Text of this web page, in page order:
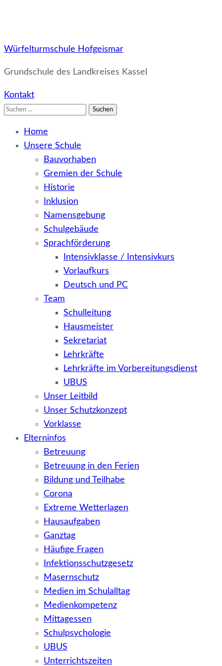
Würfelturmschule Hofgeismar
Grundschule des Landkreises Kassel
Kontakt
Suchen
Home
Unsere Schule
Bauvorhaben
Gremien der Schule
Historie
Inklusion
Namensgebung
Schulgebäude
Sprachförderung
Intensivklasse / Intensivkurs
Vorlaufkurs
Deutsch und PC
Team
Schulleitung
Hausmeister
Sekretariat
Lehrkräfte
Lehrkräfte im Vorbereitungsdienst
UBUS
Unser Leitbild
Unser Schutzkonzept
Vorklasse
Elterninfos
Betreuung
Betreuung in den Ferien
Bildung und Teilhabe
Corona
Extreme Wetterlagen
Hausaufgaben
Ganztag
Häufige Fragen
Infektionsschutzgesetz
Masernschutz
Medien im Schulalltag
Medienkompetenz
Mittagessen
Schulpsychologie
UBUS
Unterrichtszeiten